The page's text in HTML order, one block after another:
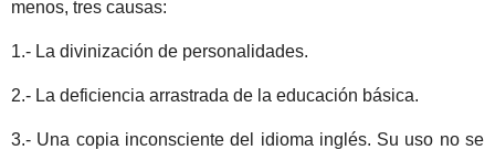
menos, tres causas:
1.- La divinización de personalidades.
2.- La deficiencia arrastrada de la educación básica.
3.- Una copia inconsciente del idioma inglés. Su uso no se